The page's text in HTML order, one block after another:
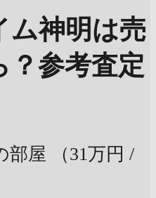
ム神明は売
？参考査定
部屋
（31万円 /